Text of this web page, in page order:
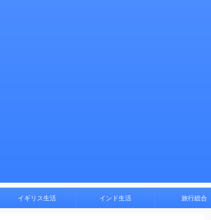
イギリス生活 インド生活 旅行総合